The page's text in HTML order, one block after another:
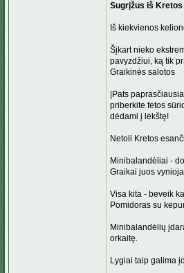
Sugrįžus iš
Iš kiekvienos
Šįkart nieko
pavyzdžiui, ką tik
Graikinės salotos
|Pats
priberkite fetos
dėdami į lėkštę!
Netoli Kretos
Minibalandėliai -
Graikai juos
Visa kita - beveik
Pomidoras su
Minibalandėlių
orkaitę.
Lygiai taip galima